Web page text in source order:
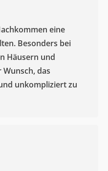
eine
Besonders bei
Häusern und
das
unkompliziert zu